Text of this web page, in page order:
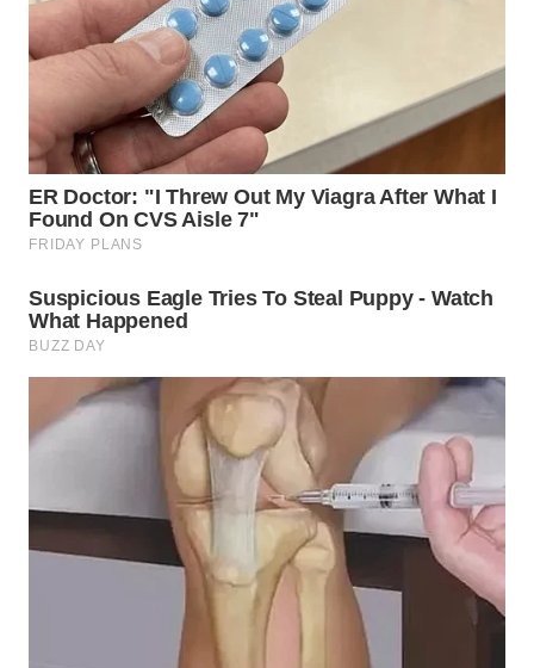
LABUHANBATU
WN
TAPANULI
TENGAH
WN DELI
SERDANG
TEBING
TINGGI
WN
PAKPAK
KARAWANG